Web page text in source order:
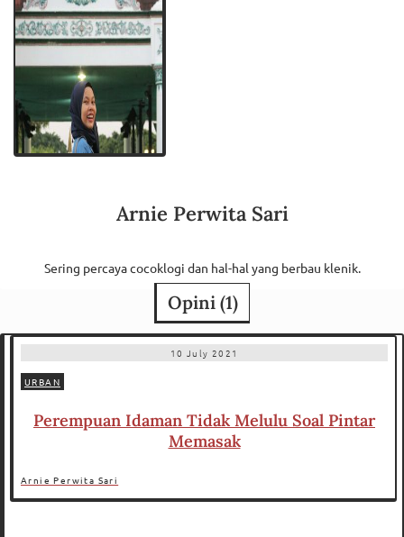
Arnie Perwita Sari
Sering percaya cocoklogi dan hal-hal yang berbau klenik.
Opini (1)
10 July 2021
URBAN
Perempuan Idaman Tidak Melulu Soal Pintar
Memasak
Arnie Perwita Sari